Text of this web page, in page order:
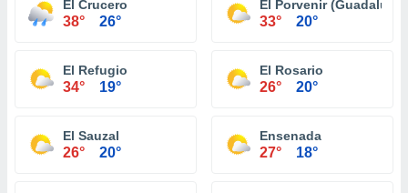
El Crucero
38° 26°
El Porvenir (Guadalupe)
33° 20°
El Refugio
34° 19°
El Rosario
26° 20°
El Sauzal
26° 20°
Ensenada
27° 18°